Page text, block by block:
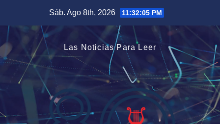
contenido
Sáb. Ago 8th, 2026 11:32:06 PM
Las Noticias Para Leer